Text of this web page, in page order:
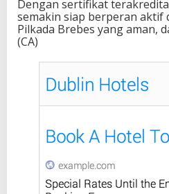
Dengan sertifikat
semakin siap berperan aktif
Pilkada Brebes yang aman,
(CA)